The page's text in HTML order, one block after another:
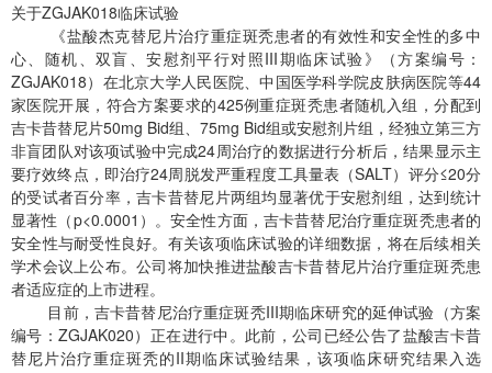
关于ZGJAK018临床试验
《盐酸杰克替尼片治疗重症斑秃患者的有效性和安全性的多中
心、随机、双盲、安慰剂平行对照III期临床试验》（方案编号：
ZGJAK018）在北京大学人民医院、中国医学科学院皮肤病医院等44
家医院开展，符合方案要求的425例重症斑秃患者随机入组，分配到
吉卡昔替尼片50mg Bid组、75mg Bid组或安慰剂片组，经独立第三方
非盲团队对该项试验中完成24周治疗的数据进行分析后，结果显示主
要疗效终点，即治疗24周脱发严重程度工具量表（SALT）评分≤20分
的受试者百分率，吉卡昔替尼片两组均显著优于安慰剂组，达到统计
显著性（p<0.0001）。安全性方面，吉卡昔替尼治疗重症斑秃患者的
安全性与耐受性良好。有关该项临床试验的详细数据，将在后续相关
学术会议上公布。公司将加快推进盐酸吉卡昔替尼片治疗重症斑秃患
者适应症的上市进程。
目前，吉卡昔替尼治疗重症斑秃III期临床研究的延伸试验（方案
编号：ZGJAK020）正在进行中。此前，公司已经公告了盐酸吉卡昔
替尼片治疗重症斑秃的II期临床试验结果，该项临床研究结果入选